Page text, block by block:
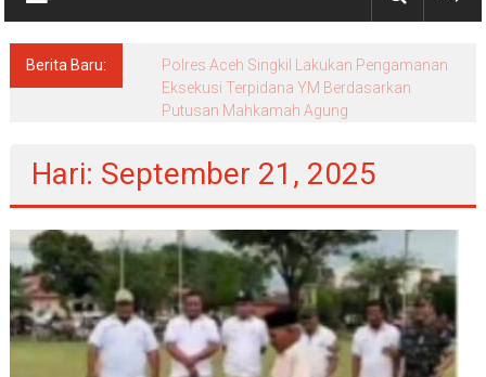
Jurnalisme
Berita Baru:
Polres Aceh Singkil Lakukan Pengamanan
Eksekusi Terpidana YM Berdasarkan
Putusan Mahkamah Agung
Hari: September 21, 2025